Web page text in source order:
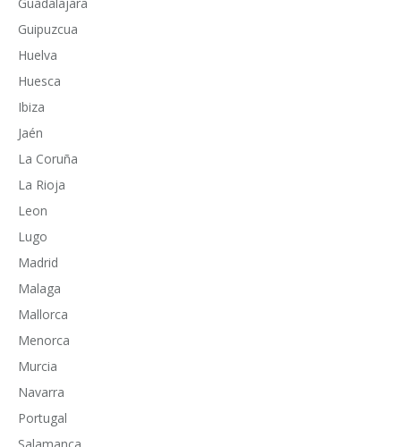
Guipuzcua
Huelva
Huesca
Ibiza
Jaén
La Coruña
La Rioja
Leon
Lugo
Madrid
Malaga
Mallorca
Menorca
Murcia
Navarra
Portugal